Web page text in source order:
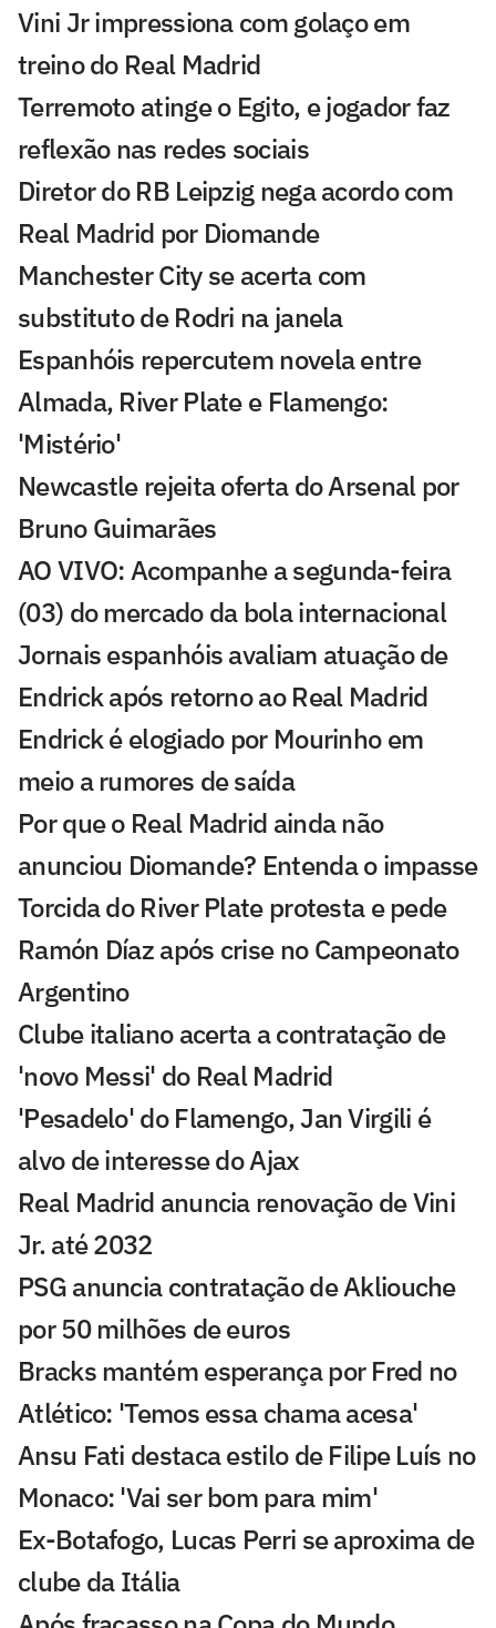
Vini Jr impressiona com golaço em
treino do Real Madrid
Terremoto atinge o Egito, e jogador faz
reflexão nas redes sociais
Diretor do RB Leipzig nega acordo com
Real Madrid por Diomande
Manchester City se acerta com
substituto de Rodri na janela
Espanhóis repercutem novela entre
Almada, River Plate e Flamengo:
'Mistério'
Newcastle rejeita oferta do Arsenal por
Bruno Guimarães
AO VIVO: Acompanhe a segunda-feira
(03) do mercado da bola internacional
Jornais espanhóis avaliam atuação de
Endrick após retorno ao Real Madrid
Endrick é elogiado por Mourinho em
meio a rumores de saída
Por que o Real Madrid ainda não
anunciou Diomande? Entenda o impasse
Torcida do River Plate protesta e pede
Ramón Díaz após crise no Campeonato
Argentino
Clube italiano acerta a contratação de
'novo Messi' do Real Madrid
'Pesadelo' do Flamengo, Jan Virgili é
alvo de interesse do Ajax
Real Madrid anuncia renovação de Vini
Jr. até 2032
PSG anuncia contratação de Akliouche
por 50 milhões de euros
Bracks mantém esperança por Fred no
Atlético: 'Temos essa chama acesa'
Ansu Fati destaca estilo de Filipe Luís no
Monaco: 'Vai ser bom para mim'
Ex-Botafogo, Lucas Perri se aproxima de
clube da Itália